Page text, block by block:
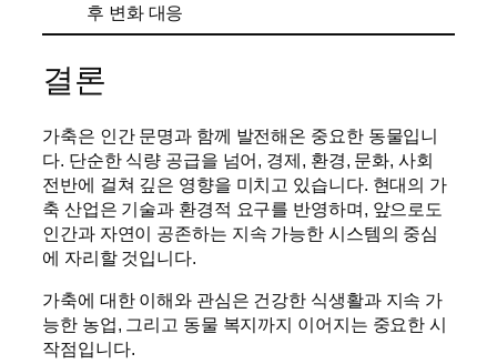
후 변화 대응
결론
가축은 인간 문명과 함께 발전해온 중요한 동물입니
다. 단순한 식량 공급을 넘어, 경제, 환경, 문화, 사회
전반에 걸쳐 깊은 영향을 미치고 있습니다. 현대의 가
축 산업은 기술과 환경적 요구를 반영하며, 앞으로도
인간과 자연이 공존하는 지속 가능한 시스템의 중심
에 자리할 것입니다.
가축에 대한 이해와 관심은 건강한 식생활과 지속 가
능한 농업, 그리고 동물 복지까지 이어지는 중요한 시
작점입니다.